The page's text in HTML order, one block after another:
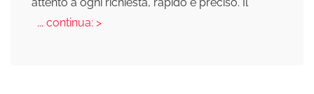
... continua: >